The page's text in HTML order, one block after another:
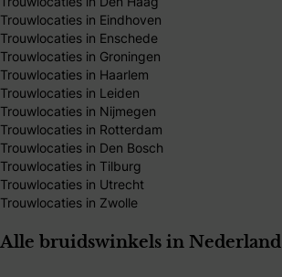
Trouwlocaties in Eindhoven
Trouwlocaties in Enschede
Trouwlocaties in Groningen
Trouwlocaties in Haarlem
Trouwlocaties in Leiden
Trouwlocaties in Nijmegen
Trouwlocaties in Rotterdam
Trouwlocaties in Den Bosch
Trouwlocaties in Tilburg
Trouwlocaties in Utrecht
Trouwlocaties in Zwolle
Alle bruidswinkels in Nederland